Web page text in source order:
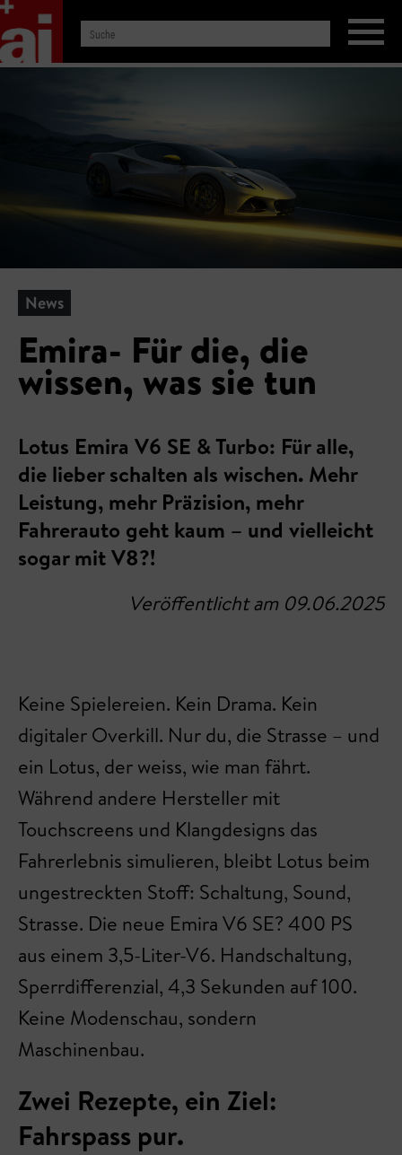
News
Emira- Für die, die
wissen, was sie tun
Lotus Emira V6 SE & Turbo: Für alle,
die lieber schalten als wischen. Mehr
Leistung, mehr Präzision, mehr
Fahrerauto geht kaum – und vielleicht
sogar mit V8?!
Veröffentlicht am 09.06.2025
Keine Spielereien. Kein Drama. Kein
digitaler Overkill. Nur du, die Strasse – und
ein Lotus, der weiss, wie man fährt.
Während andere Hersteller mit
Touchscreens und Klangdesigns das
Fahrerlebnis simulieren, bleibt Lotus beim
ungestreckten Stoff: Schaltung, Sound,
Strasse. Die neue Emira V6 SE? 400 PS
aus einem 3,5-Liter-V6. Handschaltung,
Sperrdifferenzial, 4,3 Sekunden auf 100.
Keine Modenschau, sondern
Maschinenbau.
Zwei Rezepte, ein Ziel:
Fahrspass pur.